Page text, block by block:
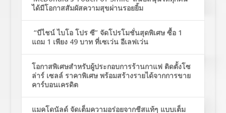
ได้มีโอกาสสัมผัสความสุขผ่านรอยยิ้ม
“บีไชน์ ไบโอ โปร ซี” จัดโปรโมชั่นสุดพิเศษ ซื้อ 1
แถม 1 เพียง 49 บาท ที่เซเว่น อีเลฟเว่น
โอกาสพิเศษสำหรับผู้ประกอบการร้านกาแฟ ติดตั้งโซ
ล่าร์ เซลล์ ราคาพิเศษ พร้อมสร้างรายได้จากการขาย
คาร์บอนเครดิต
แมคโดนัลด์ จัดเต็มความอร่อยจากชีสแท้ๆ แบบเต็ม